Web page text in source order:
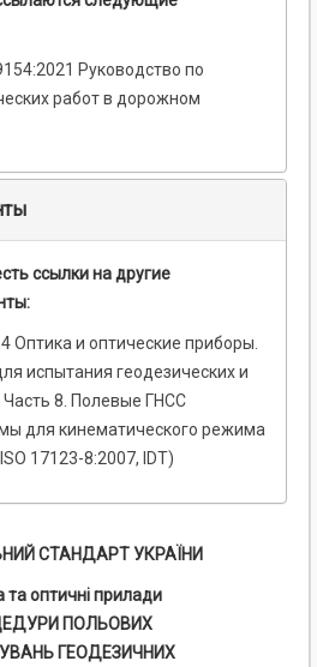
Руководство по
работ в дорожном
ссылки на другие
Оптика и оптические приборы.
испытания геодезических и
8. Полевые ГНСС
для кинематического режима
17123-8:2007, IDT)
СТАНДАРТ УКРАЇНИ
та оптичні прилади
ПОЛЬОВИХ
ГЕОДЕЗИЧНИХ